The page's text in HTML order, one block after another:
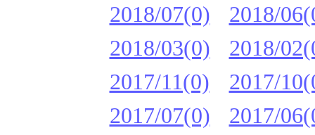
2018/07(0)
2018/
2018/03(0)
2018/
2017/11(0)
2017/
2017/07(0)
2017/